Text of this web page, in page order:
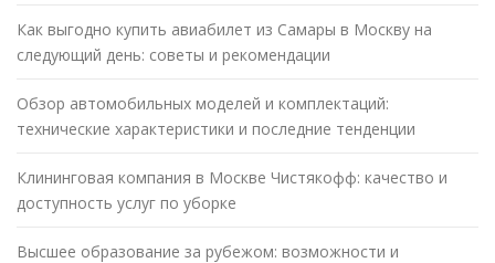
Как выгодно купить авиабилет из Самары в Москву на
следующий день: советы и рекомендации
Обзор автомобильных моделей и комплектаций:
технические характеристики и последние тенденции
Клининговая компания в Москве Чистякофф: качество и
доступность услуг по уборке
Высшее образование за рубежом: возможности и